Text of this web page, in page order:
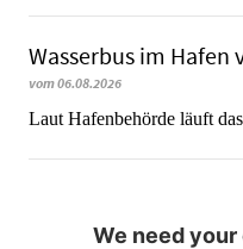
Wasserbus im Hafen
vom 06.08.2026
Laut Hafenbehörde läuft
We need